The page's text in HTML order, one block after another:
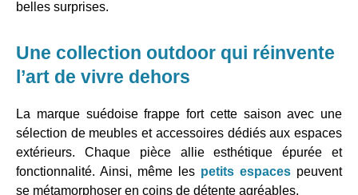
belles surprises.
Une collection outdoor qui réinvente
l’art de vivre dehors
La marque suédoise frappe fort cette saison avec une
sélection de meubles et accessoires dédiés aux espaces
extérieurs. Chaque pièce allie esthétique épurée et
fonctionnalité. Ainsi, même les petits espaces peuvent
se métamorphoser en coins de détente agréables.